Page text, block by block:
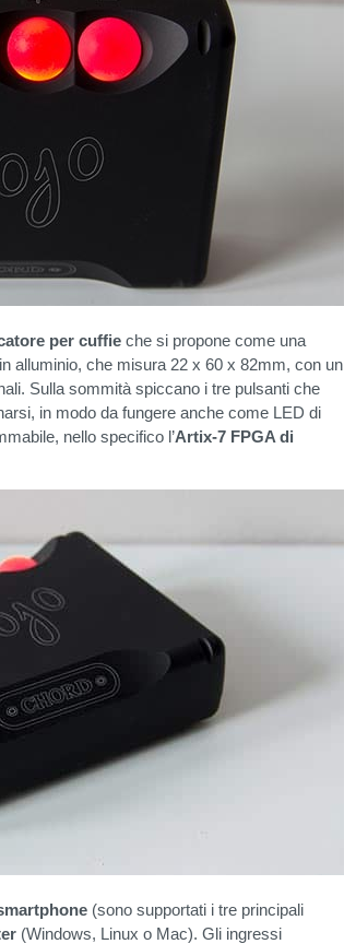
per cuffie che si propone come una
alluminio, che misura 22 x 60 x 82mm, con un
Sulla sommità spiccano i tre pulsanti che
in modo da fungere anche come LED di
nello specifico l’Artix-7 FPGA di
(sono supportati i tre principali
(Windows, Linux o Mac). Gli ingressi